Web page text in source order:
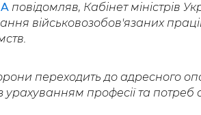
повідомляв, Кабінет міністрів
військовозобов'язаних
переходить до адресного
урахуванням професії та потреб